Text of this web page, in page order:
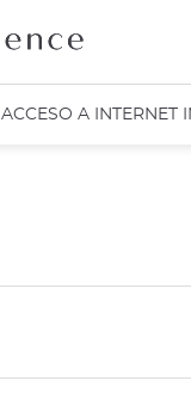
ACCESO A INTERNET